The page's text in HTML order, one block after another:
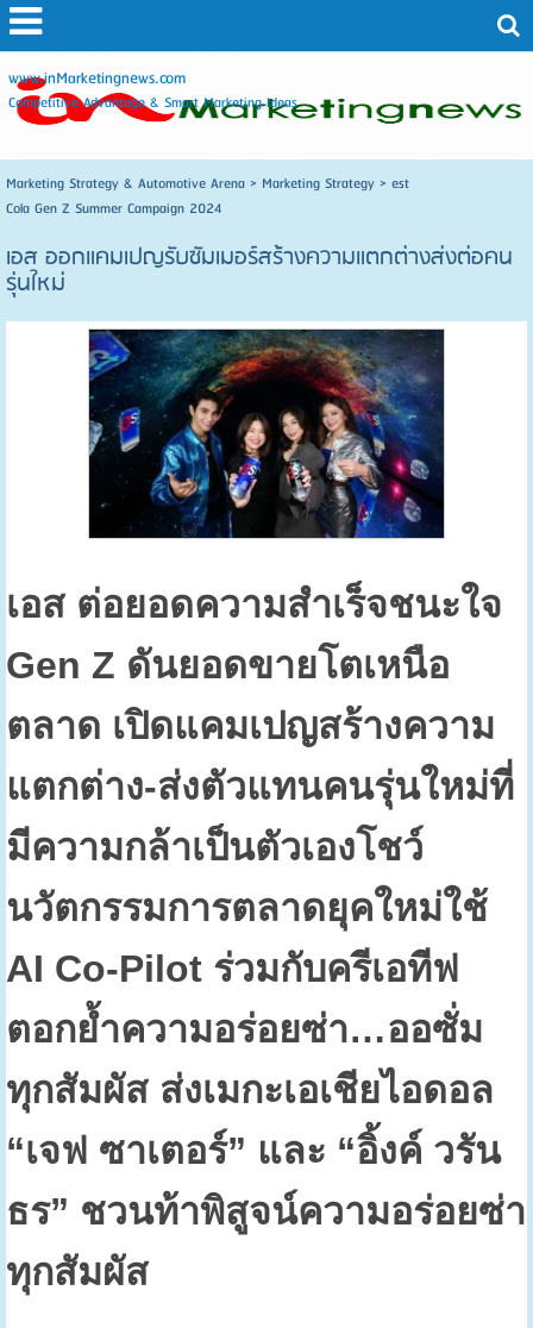
www.inMarketingnews.com
Competitive Advantage & Smart Marketing Ideas
Marketing Strategy & Automotive Arena> Marketing Strategy> est
Cola Gen Z Summer Campaign 2024
เอส ออกแคมเปญรับซัมเมอร์สร้างความแตกต่างส่งต่อคน
รุ่นใหม่
เอส ต่อยอดความสำเร็จชนะใจ
Gen Z ดันยอดขายโตเหนือ
ตลาด เปิดแคมเปญสร้างความ
แตกต่าง-ส่งตัวแทนคนรุ่นใหม่ที่
มีความกล้าเป็นตัวเองโชว์
นวัตกรรมการตลาดยุคใหม่ใช้
AI Co-Pilot ร่วมกับครีเอทีฟ
ตอกย้ำความอร่อยซ่า…ออซั่ม
ทุกสัมผัส ส่งเมกะเอเชียไอดอล
“เจฟ ซาเตอร์” และ “อิ้งค์ วรัน
ธร” ชวนท้าพิสูจน์ความอร่อยซ่า
ทุกสัมผัส